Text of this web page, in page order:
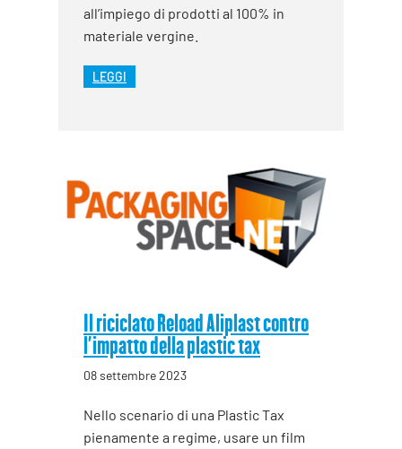
all’impiego di prodotti al 100% in
materiale vergine.
LEGGI
Il riciclato Reload Aliplast contro
l’impatto della plastic tax
08 settembre 2023
Nello scenario di una Plastic Tax
pienamente a regime, usare un film